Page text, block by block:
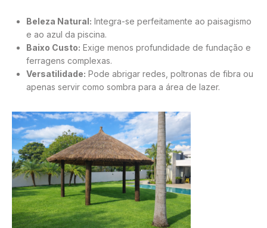
Beleza Natural: Integra-se perfeitamente ao paisagismo
e ao azul da piscina.
Baixo Custo: Exige menos profundidade de fundação e
ferragens complexas.
Versatilidade: Pode abrigar redes, poltronas de fibra ou
apenas servir como sombra para a área de lazer.